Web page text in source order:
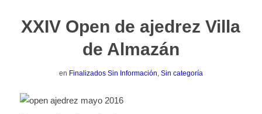
XXIV Open de ajedrez Villa
de Almazán
en Finalizados Sin Información, Sin categoría